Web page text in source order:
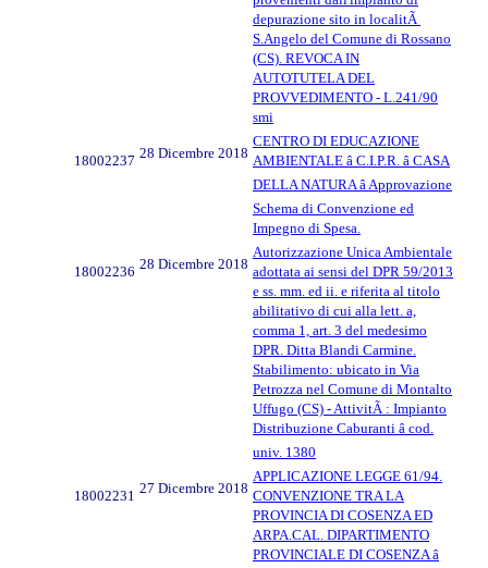
depurazione sito in localitÃ
S.Angelo del Comune di Rossano
(CS). REVOCA IN
AUTOTUTELA DEL
PROVVEDIMENTO - L.241/90
smi
18002237 28 Dicembre 2018
CENTRO DI EDUCAZIONE
AMBIENTALE â C.I.P.R. â CASA
DELLA NATURA â Approvazione
Schema di Convenzione ed
Impegno di Spesa.
18002236 28 Dicembre 2018
Autorizzazione Unica Ambientale
adottata ai sensi del DPR 59/2013
e ss. mm. ed ii. e riferita al titolo
abilitativo di cui alla lett. a,
comma 1, art. 3 del medesimo
DPR. Ditta Blandi Carmine.
Stabilimento: ubicato in Via
Petrozza nel Comune di Montalto
Uffugo (CS) - AttivitÃ : Impianto
Distribuzione Caburanti â cod.
univ. 1380
18002231 27 Dicembre 2018
APPLICAZIONE LEGGE 61/94.
CONVENZIONE TRA LA
PROVINCIA DI COSENZA ED
ARPA.CAL. DIPARTIMENTO
PROVINCIALE DI COSENZA â